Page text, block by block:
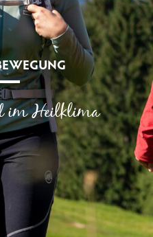
im Heilklima